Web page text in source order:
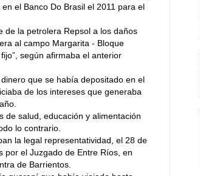
el Banco Do Brasil el 2011 para el
de la petrolera Repsol a los daños
al campo Margarita - Bloque
según afirmaba el anterior
que se había depositado en el
de los intereses que generaba
de salud, educación y alimentación
lo contrario.
la legal representatividad, el 28 de
por el Juzgado de Entre Ríos, en
de Barrientos.